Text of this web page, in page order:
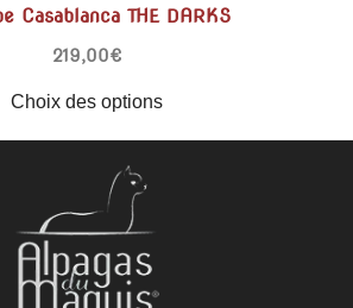
Casablanca THE DARKS
219,00€
Choix des options